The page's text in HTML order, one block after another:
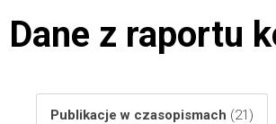
Dane z raportu
Publikacje w czasopismach (21)